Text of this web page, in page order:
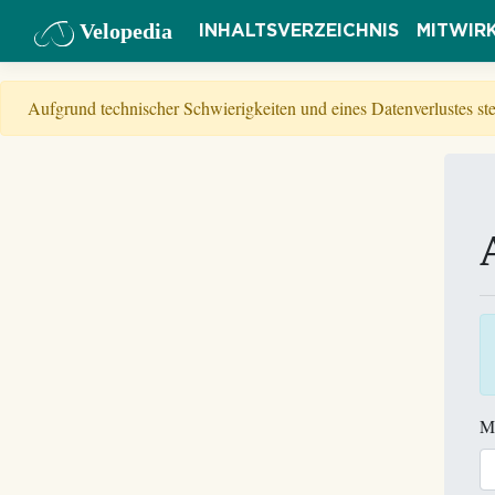
Velopedia INHALTSVERZEICHNIS
Aufgrund technischer Schwierigkeiten und eines Datenverlustes